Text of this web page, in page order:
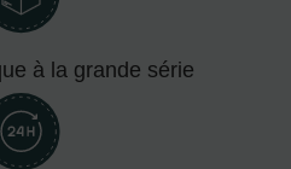
à la grande série